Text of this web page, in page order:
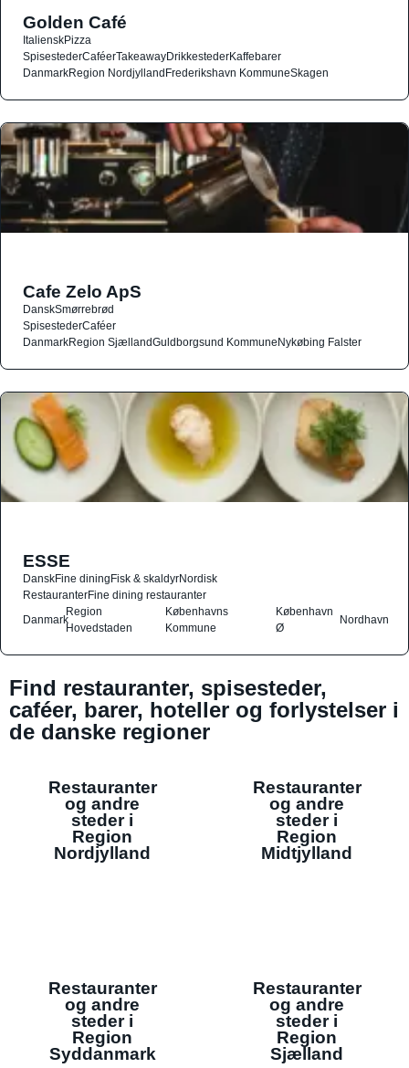
Golden Café
ItalienskPizza
SpisestederCaféerTakeawayDrikkestederKaffebarer
DanmarkRegion NordjyllandFrederikshavn KommuneSkagen
Cafe Zelo ApS
DanskSmørrebrød
SpisestederCaféer
DanmarkRegion SjællandGuldborgsund KommuneNykøbing Falster
ESSE
DanskFine diningFisk & skaldyrNordisk
RestauranterFine dining restauranter
Danmark
Region
Hovedstaden
Københavns
Kommune
København
Ø
Nordhavn
Find restauranter, spisesteder,
caféer, barer, hoteller og forlystelser i
de danske regioner
Restauranter
og andre
steder i
Region
Nordjylland
Restauranter
og andre
steder i
Region
Midtjylland
Restauranter
og andre
steder i
Region
Syddanmark
Restauranter
og andre
steder i
Region
Sjælland